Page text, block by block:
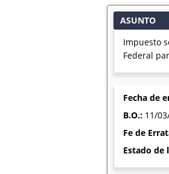
ASUNTO
Impuesto
Federal
Fecha de
B.O.: 11/
Fe de
Estado de